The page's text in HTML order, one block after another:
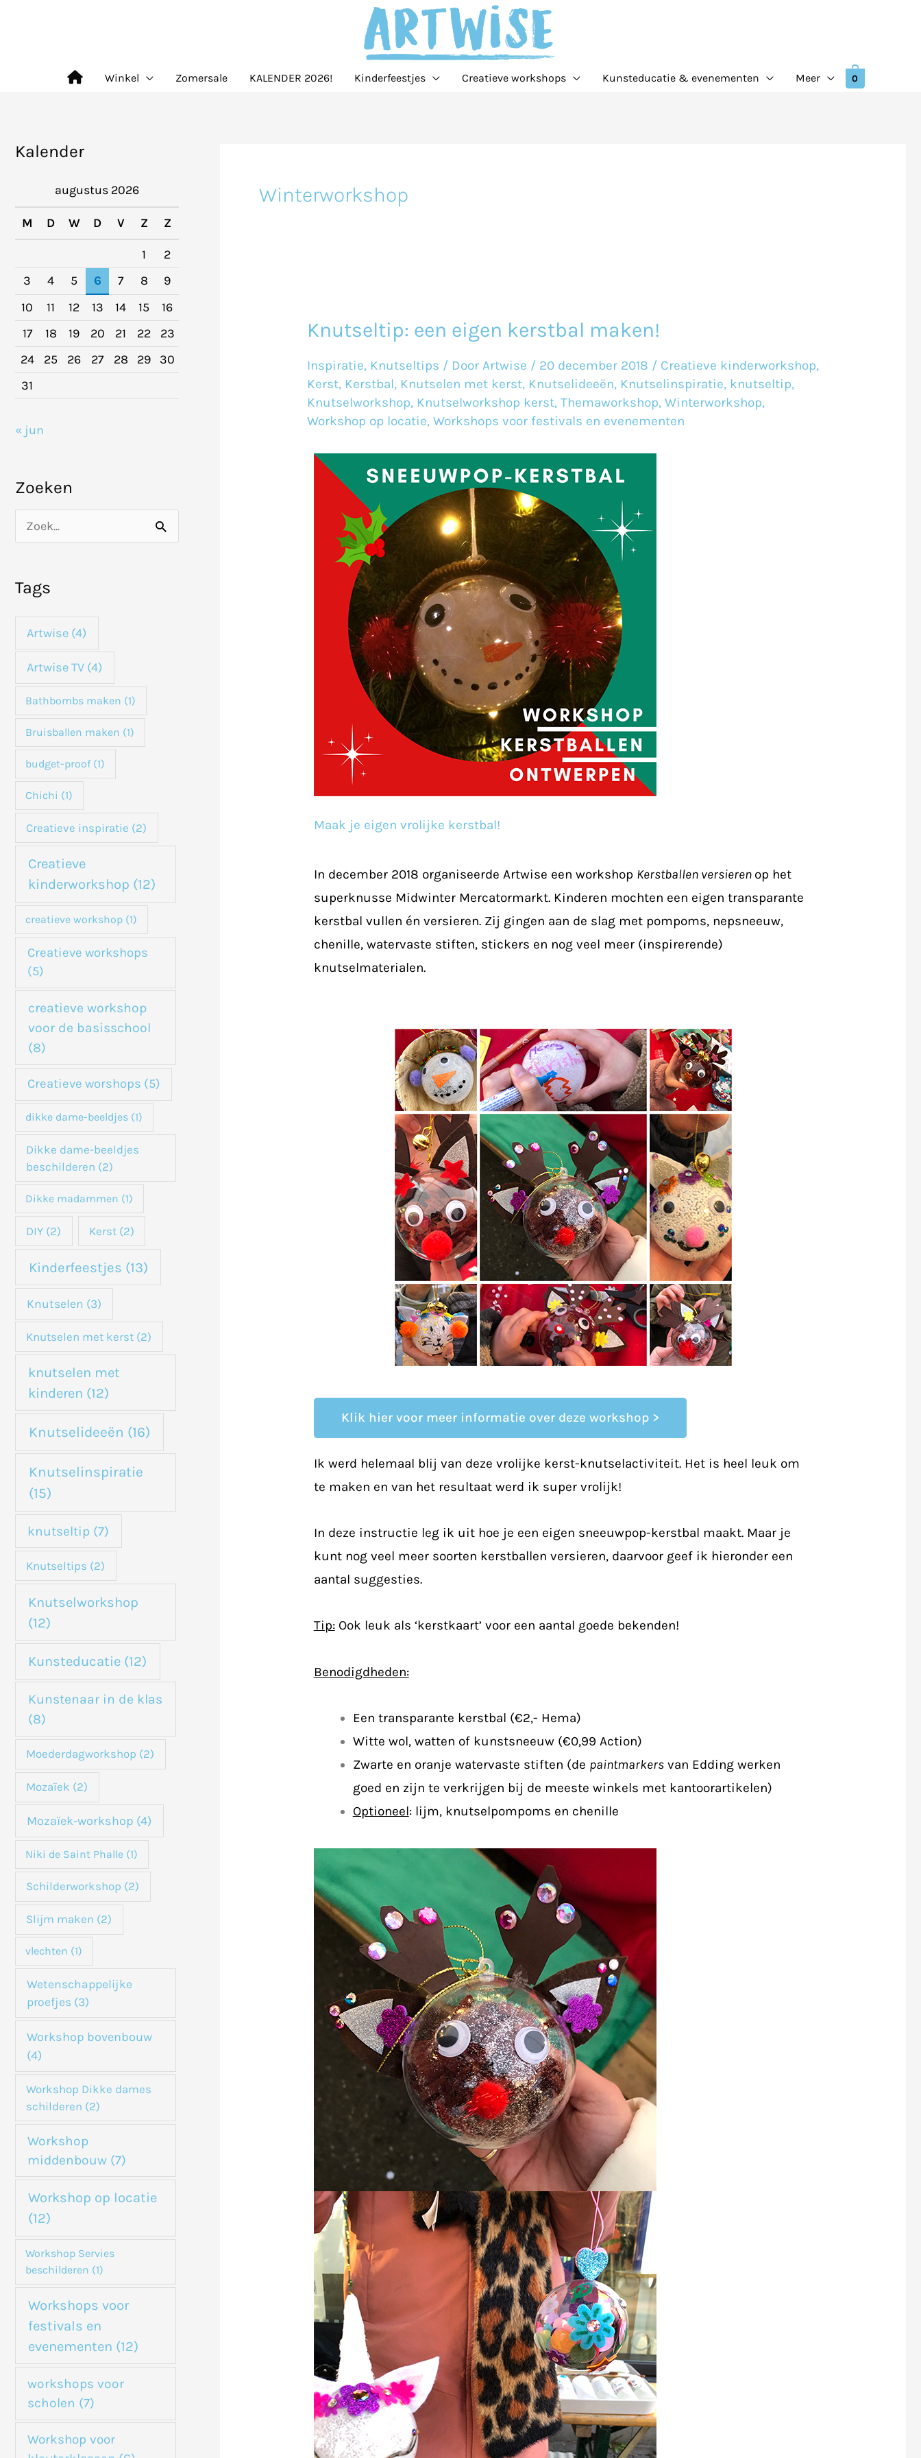
Winkel Zomersale KALENDER 2026! Kinderfeestjes Creatieve workshops Kunsteducatie & evenementen Meer 0
Kalender
augustus 2026
M D W D V Z Z
1
2
3
4 5 6 7 8
9
10
11 12 13 14 15
16
17
18 19 20 21 22
23
24
25 26 27 28 29
30
31
« jun
Zoeken
e
a
Tags
Artwise (4)
Artwise TV (4)
Bathbombs maken (1)
Bruisballen maken (1)
budget-proof(1)
Chichi (1)
Creatieve inspiratie (2)
Creatieve
kinderworkshop (12)
creatieve workshop (1)
Creatieve workshops
(5)
creatieve workshop
voor de basisschool
(8)
Creatieve worshops (5)
dikke dame-beeldjes (1)
Dikke dame-beeldjes
beschilderen (2)
Dikke madammen (1)
DIY (2) Kerst(2)
Kinderfeestjes (13)
Knutselen (3)
Knutselen met kerst (2)
knutselen met
kinderen (12)
Knutselideeën (16)
Knutselinspiratie
(15)
knutseltip (7)
Knutseltips (2)
Knutselworkshop
(12)
Kunsteducatie (12)
Kunstenaar in de klas
(8)
Moederdagworkshop (2)
Mozaïek (2)
Mozaïek-workshop (4)
Niki de Saint Phalle (1)
Schilderworkshop (2)
Slijm maken (2)
vlechten (1)
Wetenschappelijke
proefjes (3)
Workshop bovenbouw
(4)
Workshop Dikke dames
schilderen (2)
Workshop
middenbouw (7)
Workshop op locatie
(12)
Workshop Servies
beschilderen (1)
Workshops voor
festivals en
evenementen (12)
workshops voor
scholen (7)
Workshop voor
Winterworkshop
Knutseltip: een eigen kerstbal maken!
Inspiratie, Knutseltips / Door Artwise / 20 december 2018 / Creatieve kinderworkshop,
Kerst, Kerstbal, Knutselen met kerst, Knutselideeën, Knutselinspiratie, knutseltip,
Knutselworkshop, Knutselworkshop kerst, Themaworkshop, Winterworkshop,
Workshop op locatie, Workshops voor festivals en evenementen
Maak je eigen vrolijke kerstbal!
In december 2018 organiseerde Artwise een workshop Kerstballen versieren op het
superknusse Midwinter Mercatormarkt. Kinderen mochten een eigen transparante
kerstbal vullen én versieren. Zij gingen aan de slag met pompoms, nepsneeuw,
chenille, watervaste stiften, stickers en nog veel meer (inspirerende)
knutselmaterialen.
Klik hier voor meer informatie over deze workshop >
Ik werd helemaal blij van deze vrolijke kerst-knutselactiviteit. Het is heel leuk om
te maken en van het resultaat werd ik super vrolijk!
In deze instructie leg ik uit hoe je een eigen sneeuwpop-kerstbal maakt. Maar je
kunt nog veel meer soorten kerstballen versieren, daarvoor geef ik hieronder een
aantal suggesties.
Tip:Ook leuk als ‘kerstkaart’ voor een aantal goede bekenden!
Benodigdheden:
Een transparante kerstbal (€2,- Hema)
Witte wol, watten of kunstsneeuw (€0,99 Action)
Zwarte en oranje watervaste stiften (de paintmarkersvan Edding werken
goed en zijn te verkrijgen bij de meeste winkels met kantoorartikelen)
Optioneel: lijm, knutselpompoms en chenille
Knutseltip:
eigen
kerstbal
maken!